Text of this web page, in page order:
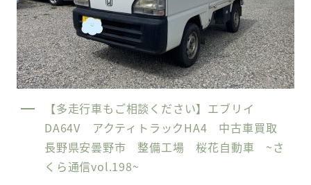
【多走行車もご相談ください】エブリイ
DA64V アクティトラックHA4 中古車買取
長野県安曇野市 整備工場 桜花自動車 ~さ
くら通信vol.198~